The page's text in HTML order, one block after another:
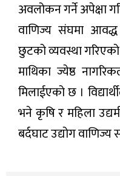
अवलोकन गर्ने अपेक्षा
वाणिज्य संघमा
छुटको व्यवस्था
माथिका ज्येष्ठ
मिलाईएको छ ।
भने कृषि र महिला
बर्दघाट उद्योग